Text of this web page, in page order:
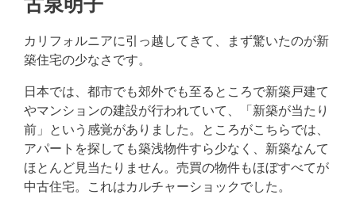
カリフォルニアに引っ越してきて、まず驚いたのが新
築住宅の少なさです。
日本では、都市でも郊外でも至るところで新築戸建て
やマンションの建設が行われていて、「新築が当たり
前」という感覚がありました。ところがこちらでは、
アパートを探しても築浅物件すら少なく、新築なんて
ほとんど見当たりません。売買の物件もほぼすべてが
中古住宅。これはカルチャーショックでした。